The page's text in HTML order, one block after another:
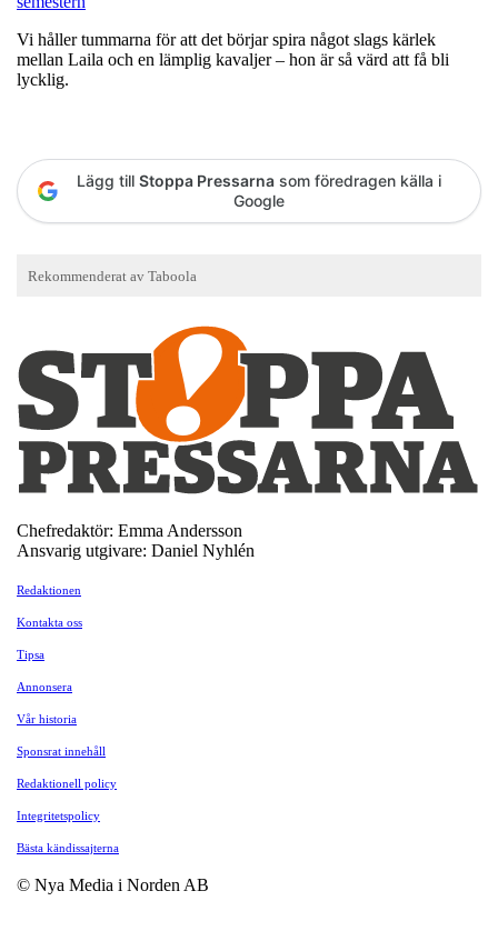
Vi håller tummarna för att det börjar spira något slags kärlek
mellan Laila och en lämplig kavaljer – hon är så värd att få bli
lycklig.
Lägg till Stoppa Pressarna som föredragen källa i
Google
Chefredaktör: Emma Andersson
Ansvarig utgivare: Daniel Nyhlén
Redaktionen
Kontakta oss
Tipsa
Annonsera
Vår historia
Sponsrat innehåll
Redaktionell policy
Integritetspolicy
Bästa kändissajterna
© Nya Media i Norden AB